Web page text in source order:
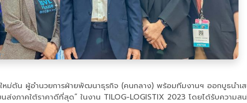
ม่ตัน ผู้อำนวยการฝ่ายพัฒนาธุรกิจ (คนกลาง) พร้อมทีมงานฯ ออกบูธนำเ
งภาคใต้ราคาดีที่สุด” ในงาน TILOG-LOGISTIX 2023 โดยได้รับความส